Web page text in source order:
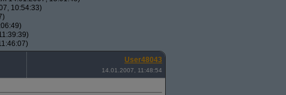
10:54:33)
User48043
14.01.2007, 11:48:54